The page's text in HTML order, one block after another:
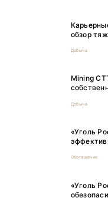
обзор
Добыча
Mining
Добыча
«Уголь
Обогащение
«Уголь